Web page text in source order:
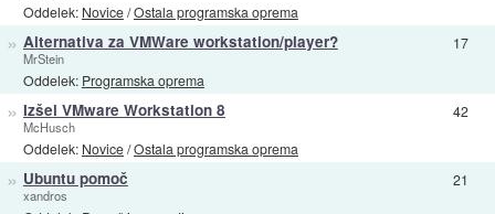
Oddelek: Novice/Ostala programska oprema
» Alternativa za VMWare workstation/player?
MrStein
Oddelek: Programska oprema
17
» Izšel VMware Workstation 8
McHusch
Oddelek: Novice/Ostala programska oprema
42
» Ubuntu pomoč
xandros
21